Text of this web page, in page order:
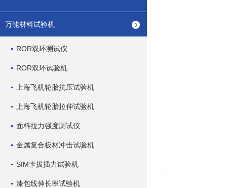
万能材料试验机
ROR双环测试仪
ROR双环试验机
上海飞机轮胎抗压试验机
上海飞机轮胎拉伸试验机
面料拉力强度测试仪
金属复合板材冲击试验机
SIM卡拔插力试验机
漆包线伸长率试验机